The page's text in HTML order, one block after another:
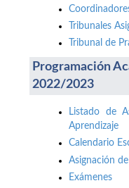
Tribunales
Tribunal de
Programación
2022/2023
Listado de
Aprendizaje
Calendario
Asignación
Exámenes